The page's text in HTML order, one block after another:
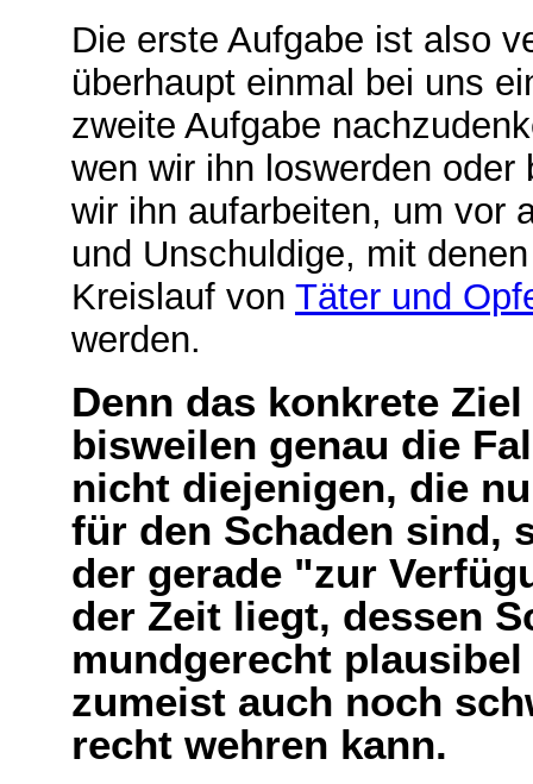
Die erste Aufgabe ist also
überhaupt einmal bei uns
zweite Aufgabe
wen wir ihn loswerden
wir ihn aufarbeiten, um vor
und Unschuldige, mit
Kreislauf von Täter und
werden.
Denn das konkrete
bisweilen genau die
nicht diejenigen, die
für den Schaden sind,
der gerade "zur
der Zeit liegt, dessen
mundgerecht
zumeist auch noch
recht wehren kann.